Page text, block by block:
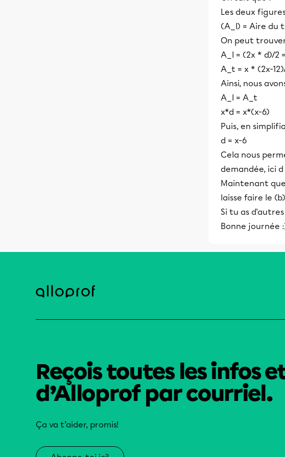
Les deux
(A_l) = Aire du
On peut
A_l = (2x * d)/2
A_t = x * (2x-
Ainsi, nous
A_l = A_t
x*d = x*(x-6)
Puis, en
d = x-6
Cela nous
demandée, ici
Maintenant
laisse faire le
Si tu as
Bonne journée
Reçois toutes les infos
d’Alloprof par courriel.
Ça va t’aider, promis!